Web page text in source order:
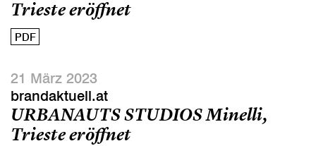
Trieste eröffnet
PDF
21 März 2023
brandaktuell.at
URBANAUTS STUDIOS Minelli,
Trieste eröffnet